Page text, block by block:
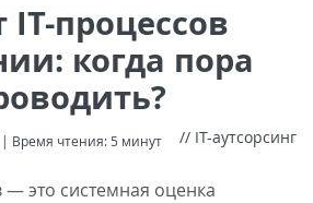
IT-процессов
когда пора
Время чтения: 5 минут // IT-аутсорсинг
— это системная оценка